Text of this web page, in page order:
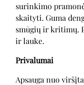
surinkimo
skaityti. Guma
smūgių ir kritimų.
ir lauke.
Privalumai
Apsauga nuo